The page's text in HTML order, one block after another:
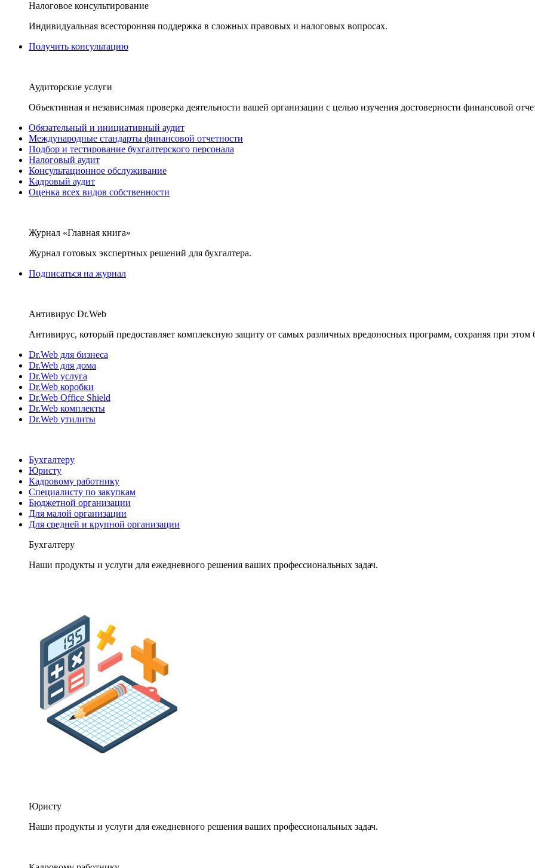
Налоговое консультирование
Индивидуальная всесторонняя поддержка в сложных правовых и налоговых вопросах.
Получить консультацию
Аудиторские услуги
Объективная и независимая проверка деятельности вашей организации с целью изучения достоверности финансовой
Обязательный и инициативный аудит
Международные стандарты финансовой отчетности
Подбор и тестирование бухгалтерского персонала
Налоговый аудит
Консультационное обслуживание
Кадровый аудит
Оценка всех видов собственности
Журнал «Главная книга»
Журнал готовых экспертных решений для бухгалтера.
Подписаться на журнал
Антивирус Dr.Web
Антивирус, который предоставляет комплексную защиту от самых различных вредоносных программ, сохраняя при этом
Dr.Web для бизнеса
Dr.Web для дома
Dr.Web услуга
Dr.Web коробки
Dr.Web Office Shield
Dr.Web комплекты
Dr.Web утилиты
Бухгалтеру
Юристу
Кадровому работнику
Специалисту по закупкам
Бюджетной организации
Для малой организации
Для средней и крупной организации
Бухгалтеру
Наши продукты и услуги для ежедневного решения ваших профессиональных задач.
Юристу
Наши продукты и услуги для ежедневного решения ваших профессиональных задач.